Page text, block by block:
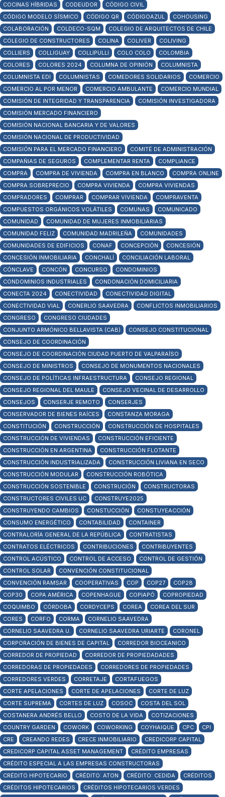
COCINAS HÍBRIDAS
CODEUDOR
CÓDIGO CIVIL
CÓDIGO MODELO SÍSMICO
CÓDIGO QR CÓDIGOAZUL
COHOUSING
COLABORACIÓN
COLDECO-SQM
COLEGIO DE ARQUITECTOS DE CHILE
COLEGIO DE CONSTRUCTORES
COLINA COLIVER
COLIVING
COLLIERS
COLLIGUAY COLLIPULLI COLO COLO
COLOMBIA
COLORES
COLORES 2024 COLUMNA DE OPINIÓN
COLUMNISTA
COLUMNISTA EDI
COLUMNISTAS COMEDORES SOLIDARIOS
COMERCIO
COMERCIO AL POR MENOR
COMERCIO AMBULANTE
COMERCIO MUNDIAL
COMISIÓN DE INTEGRIDAD Y TRANSPARENCIA
COMISIÓN INVESTIGADORA
COMISIÓN MERCADO FINANCIERO
COMISIÓN NACIONAL BANCARIA Y DE VALORES
COMISIÓN NACIONAL DE PRODUCTIVIDAD
COMISIÓN PARA EL MERCADO FINANCIERO
COMITÉ DE ADMINISTRACIÓN
COMPAÑIAS DE SEGUROS
COMPLEMENTAR RENTA
COMPLIANCE
COMPRA
COMPRA DE VIVIENDA COMPRA EN BLANCO
COMPRA ONLINE
COMPRA SOBREPRECIO
COMPRA VIVIENDA
COMPRA VIVIENDAS
COMPRADORES
COMPRAR COMPRAR VIVIENDA
COMPRAVENTA
COMPUESTOS ORGÁNICOS VOLÁTILES
COMUNAS
COMUNICADO
COMUNIDAD
COMUNIDAD DE MUJERES INMOBILIARIAS
COMUNIDAD FELIZ
COMUNIDAD MADRILEÑA
COMUNIDADES
COMUNIDADES DE EDIFICIOS
CONAF CONCEPCIÓN
CONCESIÓN
CONCESIÓN INMOBILIARIA
CONCHALÍ
CONCILIACIÓN LABORAL
CÓNCLAVE
CONCÓN CONCURSO
CONDOMINIOS
CONDOMINIOS INDUSTRIALES
CONDONACIÓN DOMICILIARIA
CONECTA 2024
CONECTIVIDAD
CONECTIVIDAD DIGITAL
CONECTIVIDAD VIAL
CONERLIO SAAVEDRA
CONFLICTOS INMOBILIARIOS
CONGRESO
CONGRESO CIUDADES
CONJUNTO ARMÓNICO BELLAVISTA (CAB)
CONSEJO CONSTITUCIONAL
CONSEJO DE COORDINACIÓN
CONSEJO DE COORDINACIÓN CIUDAD PUERTO DE VALPARAÍSO
CONSEJO DE MINISTROS
CONSEJO DE MONUMENTOS NACIONALES
CONSEJO DE POLÍTICAS INFRAESTRUCTURA
CONSEJO REGIONAL
CONSEJO REGIONAL DEL MAULE
CONSEJO VECINAL DE DESARROLLO
CONSEJOS
CONSERJE REMOTO
CONSERJES
CONSERVADOR DE BIENES RAÍCES
CONSTANZA MORAGA
CONSTITUCIÓN
CONSTRUCCIÓN
CONSTRUCCIÓN DE HOSPITALES
CONSTRUCCIÓN DE VIVIENDAS
CONSTRUCCIÓN EFICIENTE
CONSTRUCCIÓN EN ARGENTINA
CONSTRUCCIÓN FLOTANTE
CONSTRUCCIÓN INDUSTRIALIZADA
CONSTRUCCIÓN LIVIANA EN SECO
CONSTRUCCIÓN MODULAR
CONSTRUCCIÓN ROBÓTICA
CONSTRUCCIÓN SOSTENIBLE
CONSTRUCIÓN
CONSTRUCTORAS
CONSTRUCTORES CIVILES UC
CONSTRUYE2025
CONSTRUYENDO CAMBIOS
CONSTUCCIÓN
CONSTUYEACCIÓN
CONSUMO ENERGÉTICO
CONTABILIDAD
CONTAINER
CONTRALORÍA GENERAL DE LA REPÚBLICA
CONTRATISTAS
CONTRATOS ELÉCTRICOS
CONTRIBUCIONES
CONTRIBUYENTES
CONTROL ACÚSTICO
CONTROL DE ACCESO
CONTROL DE GESTIÓN
CONTROL SOLAR
CONVENCIÓN CONSTITUCIONAL
CONVENCIÓN RAMSAR
COOPERATIVAS COP COP27
COP28
COP30
COPA AMÉRICA COPENHAGUE COPIAPÓ
COPROPIEDAD
COQUIMBO
CÓRDOBA CORDYCEPS COREA
COREA DEL SUR
CORES
CORFO CORMA
CORNELIO SAAVEDRA
CORNELIO SAAVEDRA U.
CORNELIO SAAVEDRA URIARTE
CORONEL
CORPORACIÓN DE BIENES DE CAPITAL
CORREDOR BIOCEANICO
CORREDOR DE PROPIEDAD
CORREDOR DE PROPIEDADADES
CORREDORAS DE PROPIEDADES
CORREDORES DE PROPIEDADES
CORREDORES VERDES
CORRETAJE
CORTAFUEGOS
CORTE APELACIONES
CORTE DE APELACIONES
CORTE DE LUZ
CORTE SUPREMA
CORTES DE LUZ COSOC
COSTA DEL SOL
COSTANERA ANDRÉS BELLO
COSTO DE LA VIDA
COTIZACIONES
COUNTRY GARDEN
COWORK COWORKING COYHAIQUE CPC
CPI
CRE
CREANDO REDES CRECE INMOBILIARIO
CREDICORP CAPITAL
CREDICORP CAPITAL ASSET MANAGEMENT
CRÉDITO EMPRESAS
CRÉDITO ESPECIAL A LAS EMPRESAS CONSTRUCTORAS
CRÉDITO HIPOTECARIO
CRÉDITO: ATON CRÉDITO: CEDIDA
CRÉDITOS
CRÉDITOS HIPOTECARIOS
CRÉDITOS HIPOTECARIOS VERDES